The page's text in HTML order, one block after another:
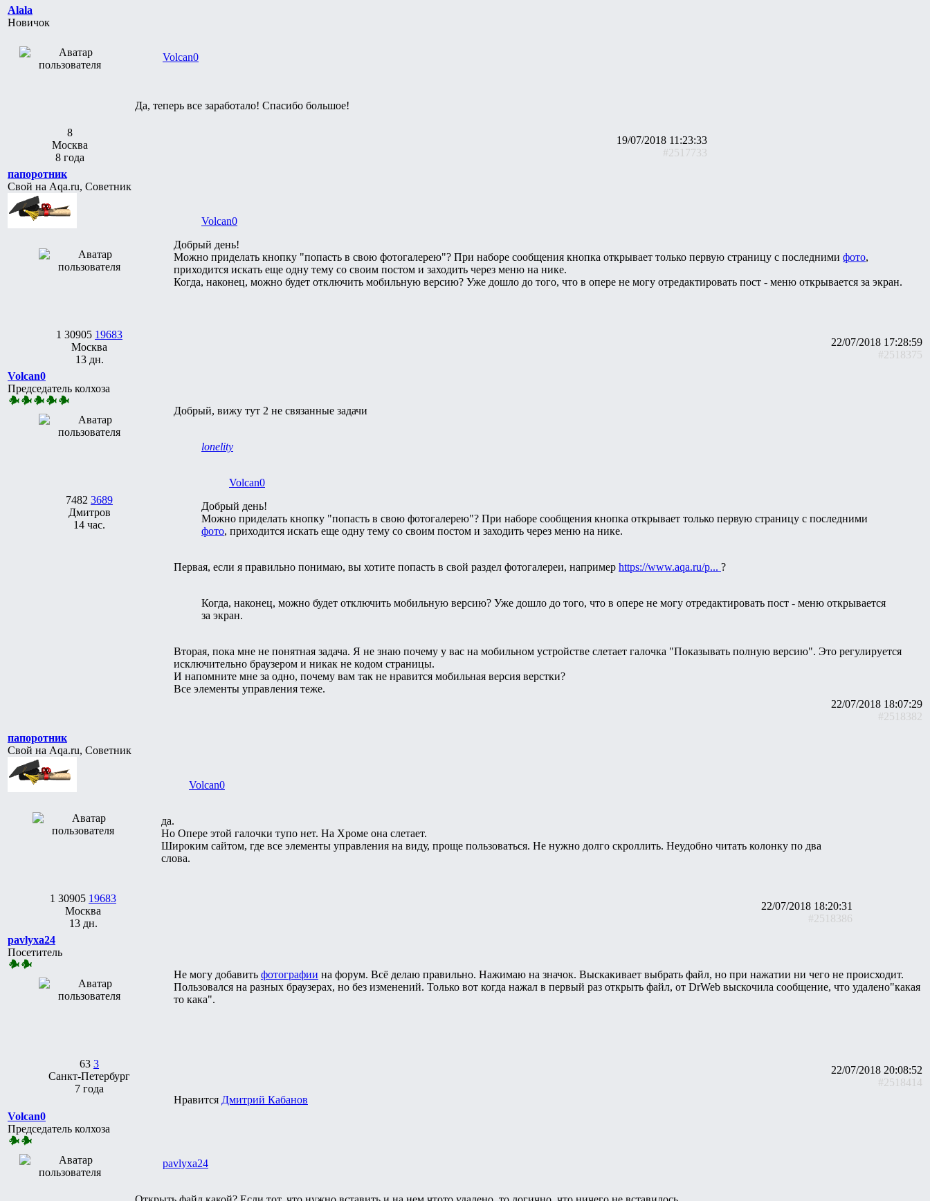
Alala
Новичок
8
Москва
8 года
Volcan0
Да, теперь все заработало! Спасибо большое!
19/07/2018 11:23:33
#2517733
папоротник
Свой на Aqa.ru, Советник
1 30905 19683
Москва
13 дн.
Volcan0
Добрый день!
Можно приделать кнопку "попасть в свою фотогалерею"? При наборе сообщения кнопка открывает только первую страницу с последними фото,
приходится искать еще одну тему со своим постом и заходить через меню на нике.
Когда, наконец, можно будет отключить мобильную версию? Уже дошло до того, что в опере не могу отредактировать пост - меню открывается за экран.
22/07/2018 17:28:59
#2518375
Volcan0
Председатель колхоза
7482 3689
Дмитров
14 час.
Добрый, вижу тут 2 не связанные задачи
lonelity
Volcan0
Добрый день!
Можно приделать кнопку "попасть в свою фотогалерею"? При наборе сообщения кнопка открывает только первую страницу с последними
фото, приходится искать еще одну тему со своим постом и заходить через меню на нике.
Первая, если я правильно понимаю, вы хотите попасть в свой раздел фотогалереи, например https://www.aqa.ru/p... ?
Когда, наконец, можно будет отключить мобильную версию? Уже дошло до того, что в опере не могу отредактировать пост - меню открывается
за экран.
Вторая, пока мне не понятная задача. Я не знаю почему у вас на мобильном устройстве слетает галочка "Показывать полную версию". Это регулируется
исключительно браузером и никак не кодом страницы.
И напомните мне за одно, почему вам так не нравится мобильная версия верстки?
Все элементы управления теже.
22/07/2018 18:07:29
#2518382
папоротник
Свой на Aqa.ru, Советник
1 30905 19683
Москва
13 дн.
Volcan0
да.
Но Опере этой галочки тупо нет. На Хроме она слетает.
Широким сайтом, где все элементы управления на виду, проще пользоваться. Не нужно долго скроллить. Неудобно читать колонку по два
слова.
22/07/2018 18:20:31
#2518386
pavlyxa24
Посетитель
63 3
Санкт-Петербург
7 года
Не могу добавить фотографии на форум. Всё делаю правильно. Нажимаю на значок. Выскакивает выбрать файл, но при нажатии ни чего не происходит.
Пользовался на разных браузерах, но без изменений. Только вот когда нажал в первый раз открыть файл, от DrWeb выскочила сообщение, что удалено"какая
то кака".
22/07/2018 20:08:52
#2518414
Нравится Дмитрий Кабанов
Volcan0
Председатель колхоза
pavlyxa24